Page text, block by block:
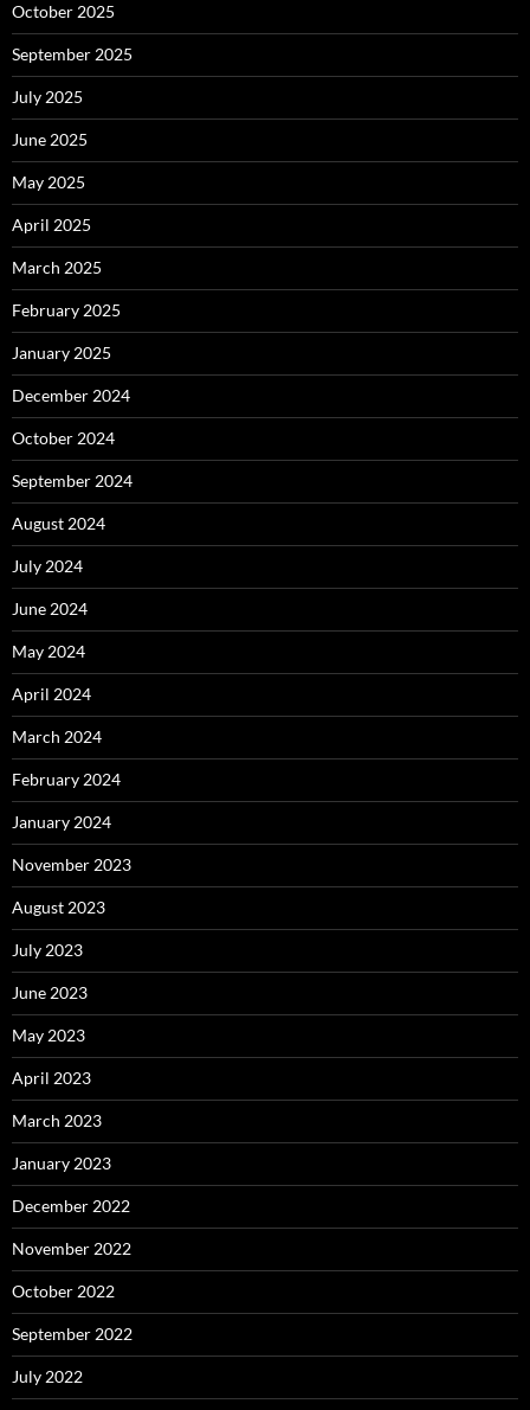
October 2025
September 2025
July 2025
June 2025
May 2025
April 2025
March 2025
February 2025
January 2025
December 2024
October 2024
September 2024
August 2024
July 2024
June 2024
May 2024
April 2024
March 2024
February 2024
January 2024
November 2023
August 2023
July 2023
June 2023
May 2023
April 2023
March 2023
January 2023
December 2022
November 2022
October 2022
September 2022
July 2022